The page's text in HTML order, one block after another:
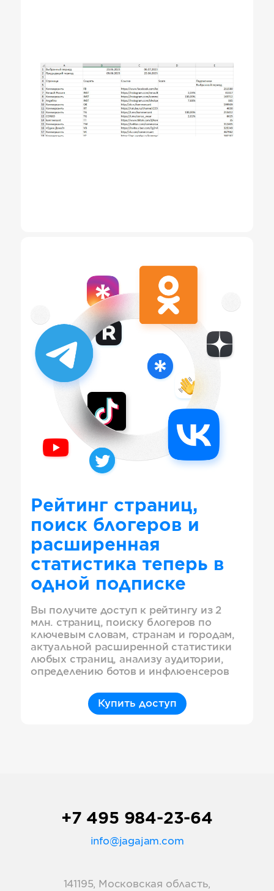
Рейтинг страниц,
поиск блогеров и
расширенная
статистика теперь в
одной подписке
Вы получите доступ к рейтингу из 2
млн. страниц, поиску блогеров по
ключевым словам, странам и городам,
актуальной расширенной статистики
любых страниц, анализу аудитории,
определению ботов и инфлюенсеров
Купить доступ
+7 495 984-23-64
info@jagajam.com
141195, Московская область,